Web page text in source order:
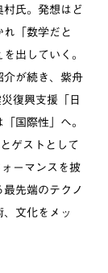
村氏。発想はど
れ「数学だと
出していく。
介が続き、紫舟
復興支援「日
国際性」へ。
ゲストとして
ーマンスを披
先端のテクノ
文化をメッ